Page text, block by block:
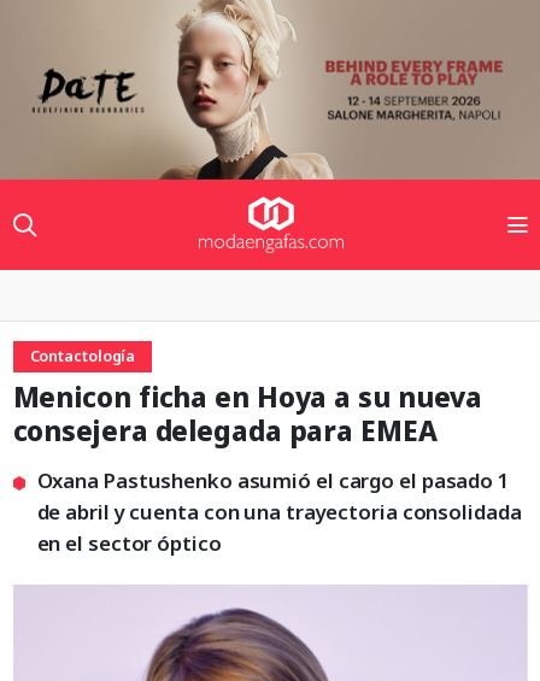
Contactología
Menicon ficha en Hoya a su nueva
consejera delegada para EMEA
Oxana Pastushenko asumió el cargo el pasado 1
de abril y cuenta con una trayectoria consolidada
en el sector óptico